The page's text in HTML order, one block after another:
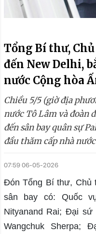
Tổng Bí thư,
đến New Delhi,
nước Cộng hòa
Chiều 5/5 (giờ địa
nước Tô Lâm và đoàn
đến sân bay quân sự
đầu thăm cấp nhà
07:59 06-05-2026
Đón Tổng Bí thư, Chủ
sân bay có: Quốc
Nityanand Rai; Đại
Wangchuk Sherpa;